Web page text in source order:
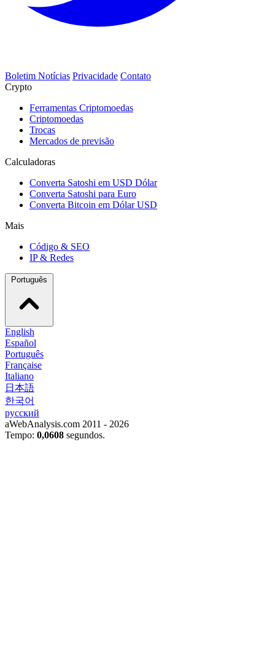
Boletim Notícias Privacidade Contato
Crypto
Ferramentas Criptomoedas
Criptomoedas
Trocas
Mercados de previsão
Calculadoras
Converta Satoshi em USD Dólar
Converta Satoshi para Euro
Converta Bitcoin em Dólar USD
Mais
Código & SEO
IP & Redes
English
Español
Português
Française
Italiano
日本語
한국어
русский
aWebAnalysis.com 2011 - 2026
Tempo: 0,0608 segundos.